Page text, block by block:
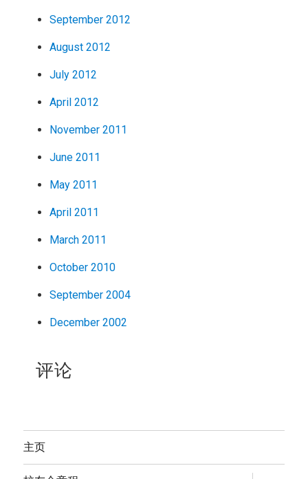
September 2012
August 2012
July 2012
April 2012
November 2011
June 2011
May 2011
April 2011
March 2011
October 2010
September 2004
December 2002
评论
主页